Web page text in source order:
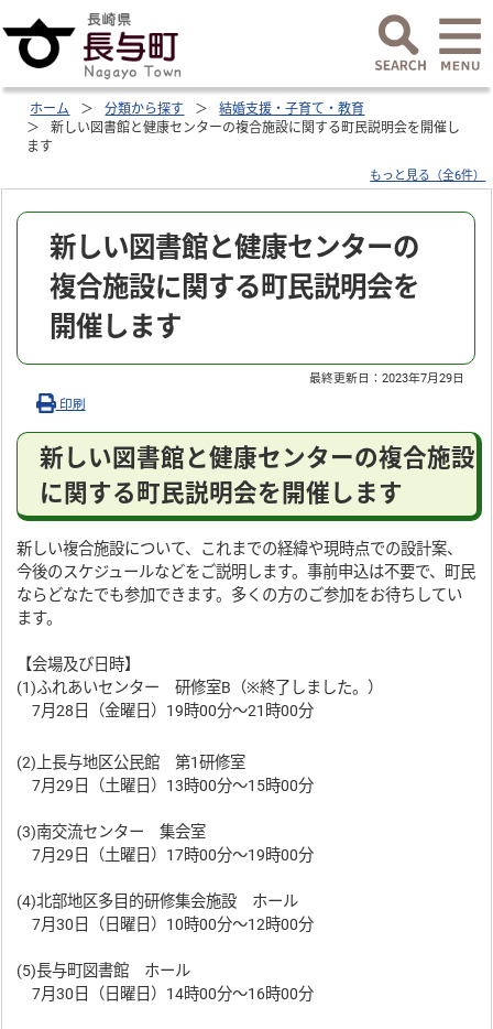
ホーム 分類から探す
結婚支援・子育て・教育
新しい図書館と健康センターの複合施設に関する町民説明会を開催し
ます
もっと見る（全6件）
新しい図書館と健康センターの
複合施設に関する町民説明会を
開催します
最終更新日：2023年7月29日
印刷
新しい図書館と健康センターの複合施設
に関する町民説明会を開催します
新しい複合施設について、これまでの経緯や現時点での設計案、
今後のスケジュールなどをご説明します。事前申込は不要で、町民
ならどなたでも参加できます。多くの方のご参加をお待ちしてい
ます。
【会場及び日時】
(1)ふれあいセンター 研修室B（※終了しました。）
7月28日（金曜日）19時00分～21時00分
(2)上長与地区公民館 第1研修室
7月29日（土曜日）13時00分～15時00分
(3)南交流センター 集会室
7月29日（土曜日）17時00分～19時00分
(4)北部地区多目的研修集会施設 ホール
7月30日（日曜日）10時00分～12時00分
(5)長与町図書館 ホール
7月30日（日曜日）14時00分～16時00分